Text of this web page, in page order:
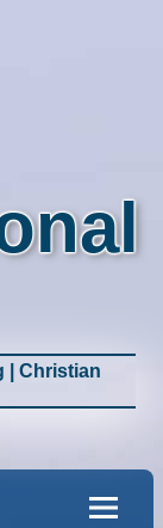
| Christian